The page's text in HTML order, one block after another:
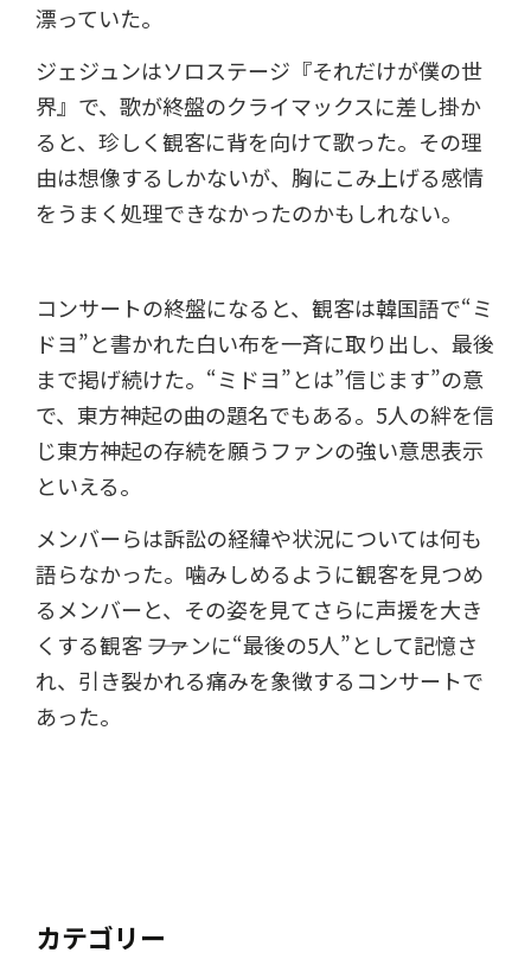
漂っていた。
ジェジュンはソロステージ『それだけが僕の世
界』で、歌が終盤のクライマックスに差し掛か
ると、珍しく観客に背を向けて歌った。その理
由は想像するしかないが、胸にこみ上げる感情
をうまく処理できなかったのかもしれない。
コンサートの終盤になると、観客は韓国語で“ミ
ドヨ”と書かれた白い布を一斉に取り出し、最後
まで掲げ続けた。“ミドヨ”とは”信じます”の意
で、東方神起の曲の題名でもある。5人の絆を信
じ東方神起の存続を願うファンの強い意思表示
といえる。
メンバーらは訴訟の経緯や状況については何も
語らなかった。噛みしめるように観客を見つめ
るメンバーと、その姿を見てさらに声援を大き
くする観客 ――ファンに“最後の5人”として記憶さ
れ、引き裂かれる痛みを象徴するコンサートで
あった。
カテゴリー